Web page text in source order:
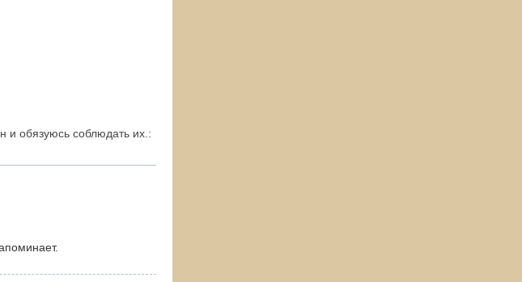
и обязуюсь соблюдать их.: